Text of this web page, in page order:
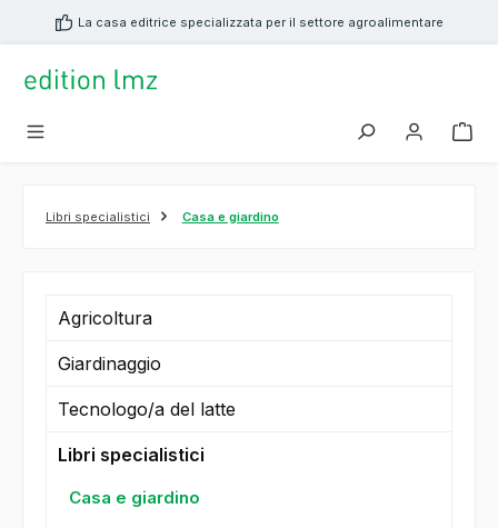
principaleLa casa editrice specializzata per il settore agroalimentare
Libri specialistici Casa e giardino
Agricoltura
Giardinaggio
Tecnologo/a del latte
Libri specialistici
Casa e giardino